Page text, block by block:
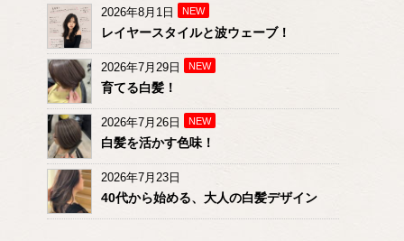
2026年8月1日 NEW
レイヤースタイルと波ウェーブ！
2026年7月29日 NEW
育てる白髪！
2026年7月26日 NEW
白髪を活かす色味！
2026年7月23日
40代から始める、大人の白髪デザイン